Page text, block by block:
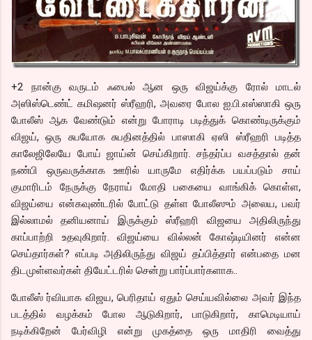
+2 நான்கு வருடம் ஃபைல் ஆன ஒரு விஜய்க்கு ரோல் மாடல்
அஸிஸ்டெண்ட் கமிஷனர் ஸ்ரீஹரி, அவரை போல ஐ.பி.எஸ்ஸாகி ஒரு
போலீஸ் ஆக வேண்டும் என்று போராடி படித்துக் கொண்டிருக்கும்
விஜய், ஒரு சுபயோக சுபதினத்தில் பாஸாகி ஏஸி ஸ்ரீஹரி படித்த
காலேஜிலேயே போய் ஜாய்ன் செய்கிறார். சந்தர்ப்ப வசத்தால் தன்
நண்பி ஒருவருக்காக ஊரில் யாருமே எதிர்க்க பயப்படும் சாய்
குமாரிடம் நேருக்கு நேராய் மோதி பகையை வாங்கிக் கொள்ள,
விஜய்யை என்கவுண்டரில் போட்டு தள்ள போலீஸும் அலைய, பவர்
இல்லாமல் தனியனாய் இருக்கும் ஸ்ரீஹரி விஜயை அதிலிருந்து
காப்பாற்றி உதவுகிறார். விஜய்யை வில்லன் கோஷ்டியினர் என்ன
செய்தார்கள்? எப்படி அதிலிருந்து விஜய் தப்பித்தார் என்பதை மன
திடமுள்ளவர்கள் தியேட்டரில் சென்று பார்ப்பார்களாக..
போலீஸ் ர்வியாக விஜய, பெரிதாய் ஏதும் செய்யவில்லை அவர் இந்த
படத்தில் வழக்கம் போல ஆடுகிறார், பாடுகிறார், காமெடியாய்
நடிக்கிறேன் பேர்விழி என்று முகத்தை ஒரு மாதிரி வைத்து